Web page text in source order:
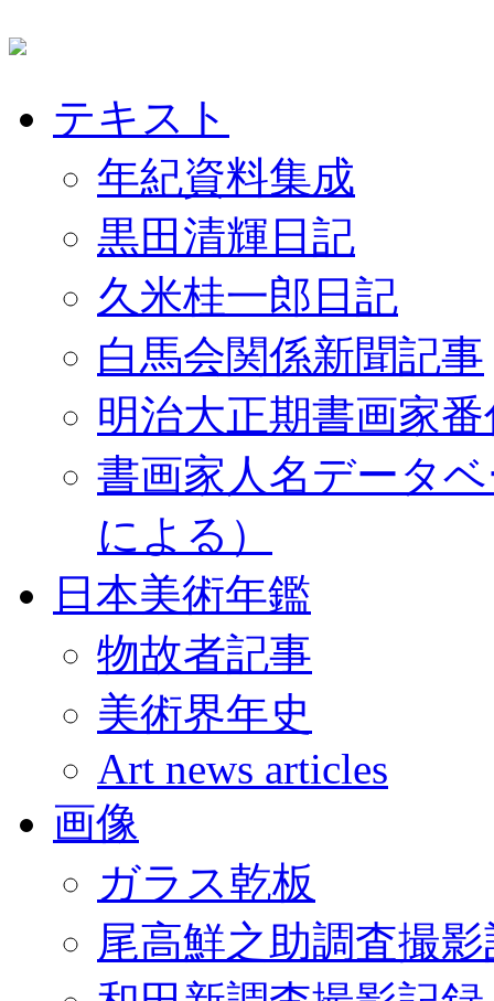
テキスト
年紀資料集成
黒田清輝日記
久米桂一郎日記
白馬会関係新聞記事
明治大正期書画家
書画家人名データ
による）
日本美術年鑑
物故者記事
美術界年史
Art news articles
画像
ガラス乾板
尾高鮮之助調査撮